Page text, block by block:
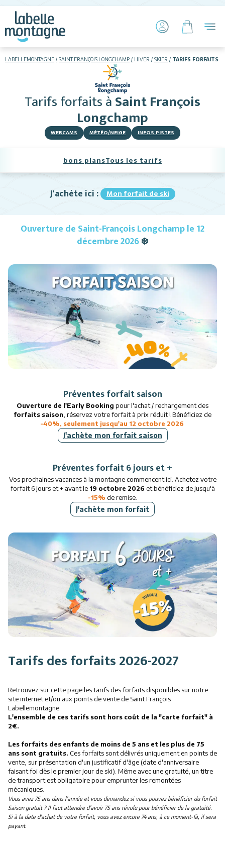
LABELLEMONTAGNE SAINT FRANÇOIS LONGCHAMP HIVER SKIER TARIFS FORFAITS
Tarifs forfaitsàSaint François
Longchamp
WEBCAMS MÉTÉO/NEIGE INFOS PISTES
Hébergements
Activités
Services
Animations
bons plansTous les tarifs
J'achète ici : Mon forfait de ski
Ouverture de Saint-François Longchamp le 12
décembre 2026❄️
Préventes forfait saison
Ouverture de l'Early Booking pour l'achat / rechargement des
forfaits saison , réservez votre forfait à prix réduit ! Bénéficiez de
-40%, seulement jusqu'au 12 octobre 2026
J'achète mon forfait saison
Préventes forfait 6 jours et +
Vos prochaines vacances à la montagne commencent ici. Achetez votre
forfait 6 jours et + avant le 19 octobre 2026 et bénéficiez de jusqu'à
-15% de remise.
J'achète mon forfait
Tarifs des forfaits 2026-2027
Retrouvez sur cette page les tarifs des forfaits disponibles sur notre
site internet et/ou aux points de vente de Saint François
Labellemontagne.
L'ensemble de ces tarifs sont hors coût de la "carte forfait" à
2€.
Les forfaits des enfants de moins de 5 ans et les plus de 75
ans sont gratuits. Ces forfaits sont délivrés uniquement en points de
vente, sur présentation d'un justificatif d'âge (date d'anniversaire
faisant foi dès le premier jour de ski). Même avec une gratuité, un titre
de transport est obligatoire pour emprunter les remontées
mécaniques.
Vous avez 75 ans dans l'année et vous demandez si vous pouvez bénéficier du forfait
Saison gratuit ? Il faut attendre d'avoir 75 ans révolu pour bénéficier de la gratuité.
Si à la date d'achat de votre forfait, vous avez encore 74 ans, à ce moment-là, il sera
payant.